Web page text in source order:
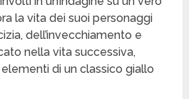
la vita dei suoi personaggi
dell’invecchiamento e
nella vita successiva,
di un classico giallo